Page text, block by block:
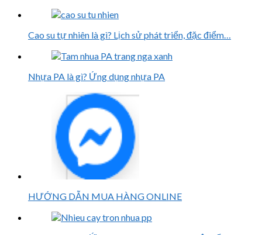
Cao su tự nhiên là gì? Lịch sử phát triển, đặc điểm…
Nhựa PA là gì? Ứng dụng nhựa PA
HƯỚNG DẪN MUA HÀNG ONLINE